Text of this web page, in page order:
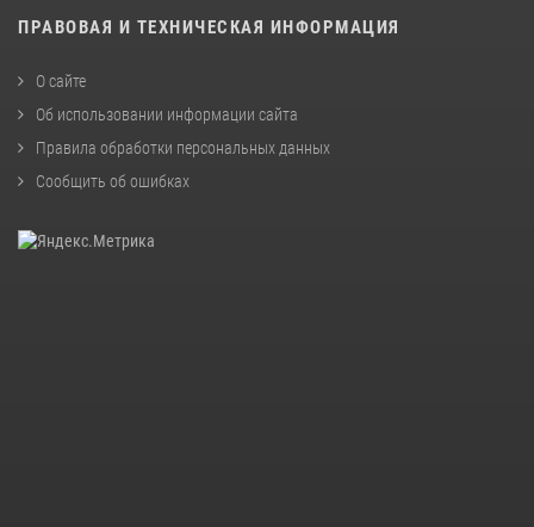
ПРАВОВАЯ И ТЕХНИЧЕСКАЯ ИНФОРМАЦИЯ
О сайте
Об использовании информации сайта
Правила обработки персональных данных
Сообщить об ошибках